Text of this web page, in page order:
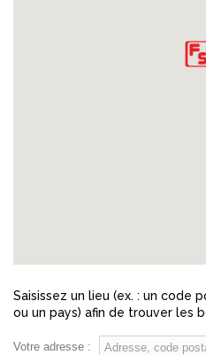
Saisissez un lieu (ex. : un code
ou un pays) afin de trouver les
Votre adresse :